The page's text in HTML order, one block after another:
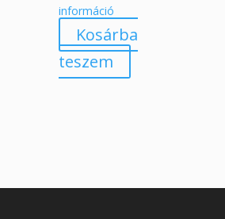
információ
Kosárba
teszem